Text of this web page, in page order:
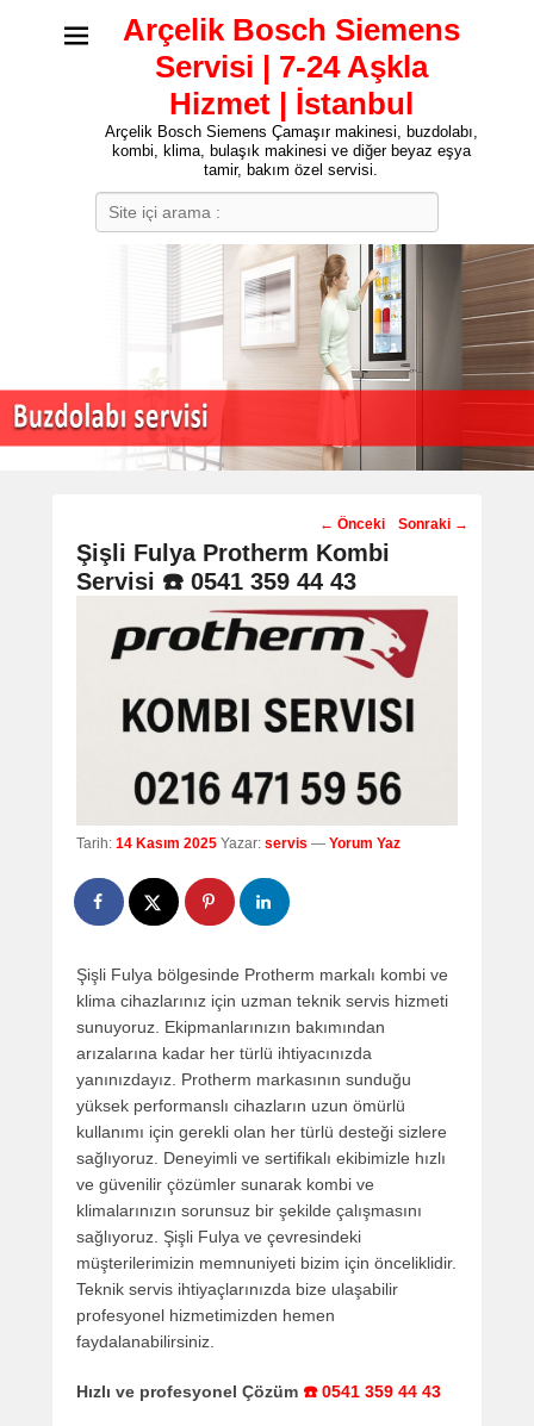
Arçelik Bosch Siemens
Servisi | 7-24 Aşkla
Hizmet | İstanbul
Arçelik Bosch Siemens Çamaşır makinesi, buzdolabı,
kombi, klima, bulaşık makinesi ve diğer beyaz eşya
tamir, bakım özel servisi.
Post
navigation
← Önceki Sonraki →
Şişli Fulya Protherm Kombi
Servisi ☎️ 0541 359 44 43
Tarih: 14 Kasım 2025 Yazar: servis — Yorum Yaz
Şişli Fulya bölgesinde Protherm markalı kombi ve
klima cihazlarınız için uzman teknik servis hizmeti
sunuyoruz. Ekipmanlarınızın bakımından
arızalarına kadar her türlü ihtiyacınızda
yanınızdayız. Protherm markasının sunduğu
yüksek performanslı cihazların uzun ömürlü
kullanımı için gerekli olan her türlü desteği sizlere
sağlıyoruz. Deneyimli ve sertifikalı ekibimizle hızlı
ve güvenilir çözümler sunarak kombi ve
klimalarınızın sorunsuz bir şekilde çalışmasını
sağlıyoruz. Şişli Fulya ve çevresindeki
müşterilerimizin memnuniyeti bizim için önceliklidir.
Teknik servis ihtiyaçlarınızda bize ulaşabilir
profesyonel hizmetimizden hemen
faydalanabilirsiniz.
Hızlı ve profesyonel Çözüm ☎️ 0541 359 44 43